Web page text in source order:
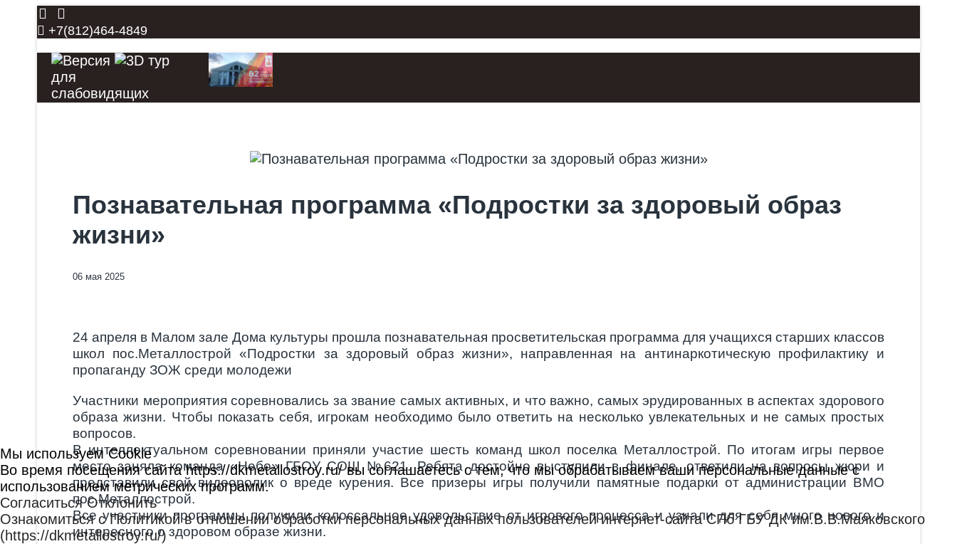
+7(812)464-4849
Познавательная программа «Подростки за здоровый образ
жизни»
06 мая 2025
24 апреля в Малом зале Дома культуры прошла познавательная просветительская программа для учащихся старших классов
школ пос.Металлострой «Подростки за здоровый образ жизни», направленная на антинаркотическую профилактику и
пропаганду ЗОЖ среди молодежи
Участники мероприятия соревновались за звание самых активных, и что важно, самых эрудированных в аспектах здорового
образа жизни. Чтобы показать себя, игрокам необходимо было ответить на несколько увлекательных и не самых простых
вопросов.
В интеллектуальном соревновании приняли участие шесть команд школ поселка Металлострой. По итогам игры первое
место заняла команда «Небо» ГБОУ СОШ №621. Ребята достойно выступили в финале, ответили на вопросы жюри и
представили свой видеоролик о вреде курения. Все призеры игры получили памятные подарки от администрации ВМО
пос.Металлострой.
Все участники программы получили колоссальное удовольствие от игрового процесса и узнали для себя много нового и
интересного о здоровом образе жизни.
Мы используем Cookie
Во время посещения сайта https://dkmetallostroy.ru/ вы соглашаетесь с тем, что мы обрабатываем ваши персональные данные с
использованием метрических программ.
Согласиться Отклонить
Ознакомиться с Политикой в отношении обработки персональных данных пользователей интернет-сайта СПб ГБУ ДК им.В.В.Маяковского
(https://dkmetallostroy.ru/)